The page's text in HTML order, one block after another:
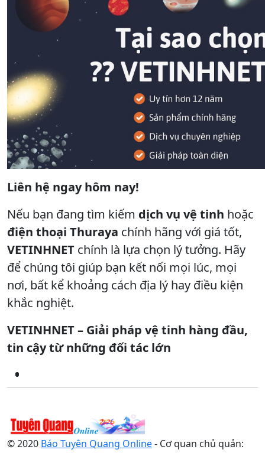
Liên hệ ngay hôm nay!
Nếu bạn đang tìm kiếm dịch vụ vệ tinh hoặc
điện thoại Thuraya chính hãng với giá tốt,
VETINHNET chính là lựa chọn lý tưởng. Hãy
để chúng tôi giúp bạn kết nối mọi lúc, mọi
nơi, bất kể khoảng cách địa lý hay điều kiện
khắc nghiệt.
VETINHNET – Giải pháp vệ tinh hàng đầu,
tin cậy từ những đối tác lớn
© 2020 Báo Tuyên Quang Online- Cơ quan chủ quản: